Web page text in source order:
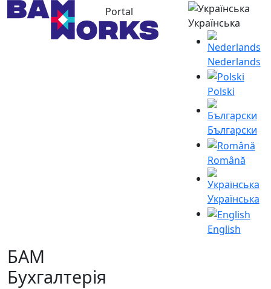
Portal
Українська
Nederlands
Polski
Български
Română
Українська
English
БАМ
Бухгалтерія